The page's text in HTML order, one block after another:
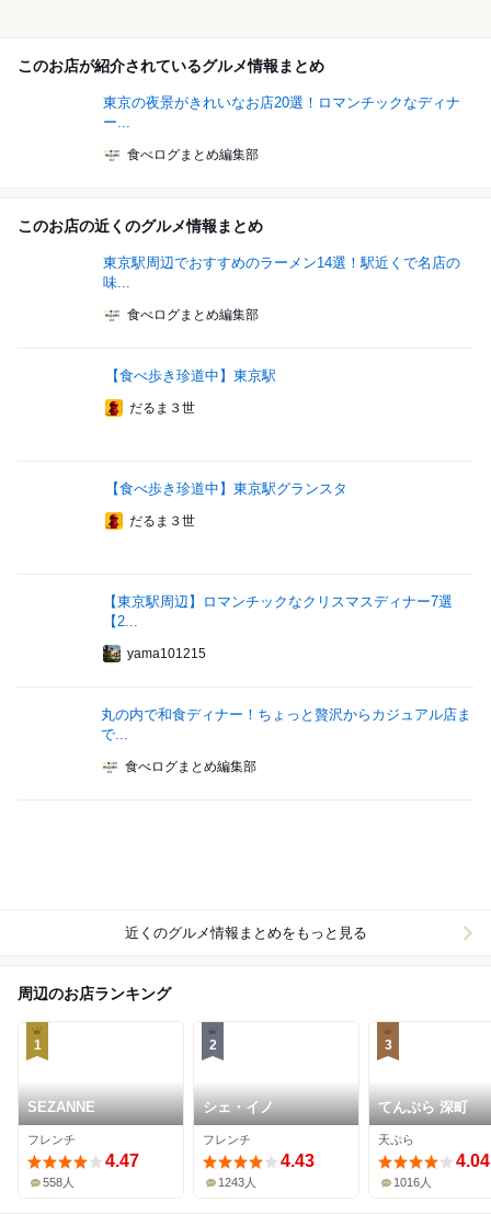
このお店が紹介されているグルメ情報まとめ
東京の夜景がきれいなお店20選！ロマンチックなディナ
ー...
食べログまとめ編集部
このお店の近くのグルメ情報まとめ
東京駅周辺でおすすめのラーメン14選！駅近くで名店の
味...
食べログまとめ編集部
【食べ歩き珍道中】東京駅
だるま３世
【食べ歩き珍道中】東京駅グランスタ
だるま３世
【東京駅周辺】ロマンチックなクリスマスディナー7選
【2...
yama101215
丸の内で和食ディナー！ちょっと贅沢からカジュアル店ま
で...
食べログまとめ編集部
近くのグルメ情報まとめをもっと見る
周辺のお店ランキング
1
SEZANNE
フレンチ
4.47
558人
2
シェ・イノ
フレンチ
4.43
1243人
3
てんぷら 深町
天ぷら
4.04
1016人